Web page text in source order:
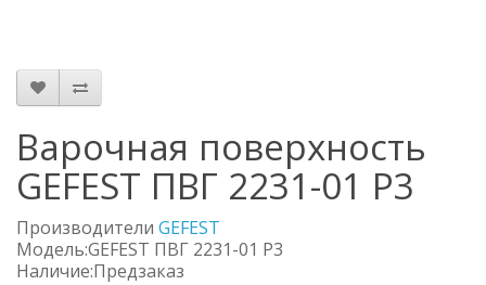
Варочная поверхность
GEFEST ПВГ 2231-01 Р3
Производители GEFEST
Модель:GEFEST ПВГ 2231-01 Р3
Наличие:Предзаказ